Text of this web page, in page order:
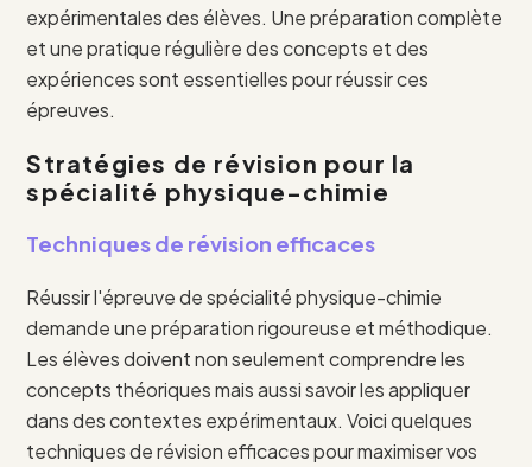
expérimentales des élèves. Une préparation complète
et une pratique régulière des concepts et des
expériences sont essentielles pour réussir ces
épreuves.
Stratégies de révision pour la
spécialité physique-chimie
Techniques de révision efficaces
Réussir l'épreuve de spécialité physique-chimie
demande une préparation rigoureuse et méthodique.
Les élèves doivent non seulement comprendre les
concepts théoriques mais aussi savoir les appliquer
dans des contextes expérimentaux. Voici quelques
techniques de révision efficaces pour maximiser vos